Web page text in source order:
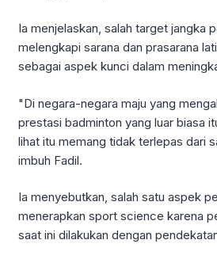
Ia menjelaskan, salah target jangka
melengkapi sarana dan prasarana
sebagai aspek kunci dalam
"Di negara-negara maju yang
prestasi badminton yang luar biasa
lihat itu memang tidak terlepas dari
imbuh Fadil.
Ia menyebutkan, salah satu aspek
menerapkan sport science karena
saat ini dilakukan dengan